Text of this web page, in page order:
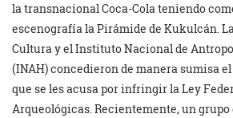
la transnacional Coca-Cola teniendo
escenografía la Pirámide de Kukulcán.
Cultura y el Instituto Nacional de
(INAH) concedieron de manera sumisa
que se les acusa por infringir la Ley
Arqueológicas. Recientemente, un